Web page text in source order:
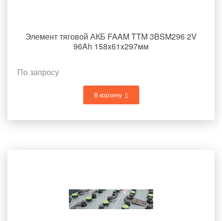
Элемент тяговой АКБ FAAM TTM 3BSM296 2V
96Ah 158x61x297мм
По запросу
В корзину